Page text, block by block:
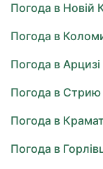
Погода в Новій
Погода в
Погода в Арцизі
Погода в Стрию
Погода в
Погода в